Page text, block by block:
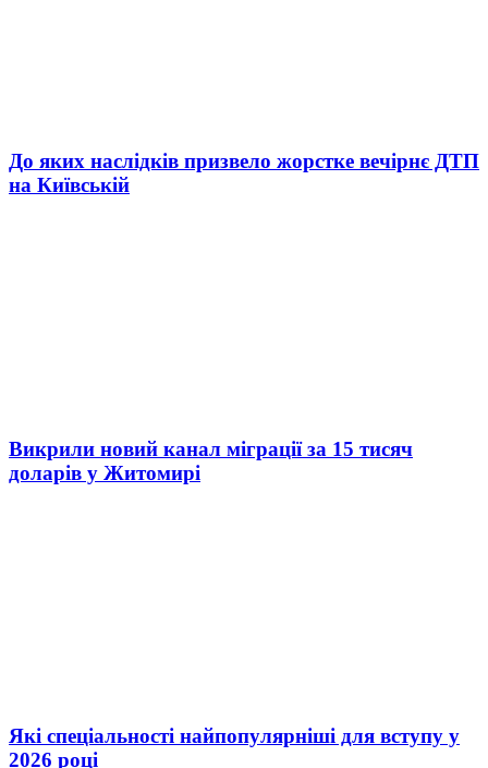
До яких наслідків призвело жорстке вечірнє ДТП
на Київській
Викрили новий канал міграції за 15 тисяч
доларів у Житомирі
Які спеціальності найпопулярніші для вступу у
2026 році